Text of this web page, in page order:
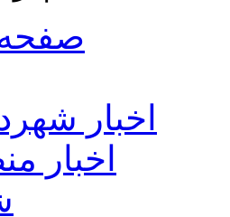
اخبار
اخبار